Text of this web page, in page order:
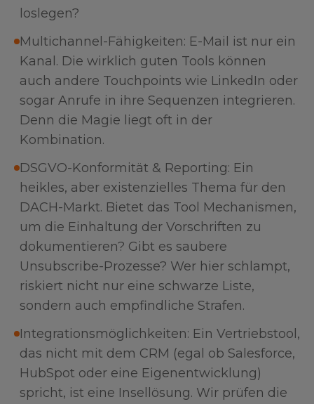
loslegen?
Multichannel-Fähigkeiten: E-Mail ist nur ein
Kanal. Die wirklich guten Tools können
auch andere Touchpoints wie LinkedIn oder
sogar Anrufe in ihre Sequenzen integrieren.
Denn die Magie liegt oft in der
Kombination.
DSGVO-Konformität & Reporting: Ein
heikles, aber existenzielles Thema für den
DACH-Markt. Bietet das Tool Mechanismen,
um die Einhaltung der Vorschriften zu
dokumentieren? Gibt es saubere
Unsubscribe-Prozesse? Wer hier schlampt,
riskiert nicht nur eine schwarze Liste,
sondern auch empfindliche Strafen.
Integrationsmöglichkeiten: Ein Vertriebstool,
das nicht mit dem CRM (egal ob Salesforce,
HubSpot oder eine Eigenentwicklung)
spricht, ist eine Insellösung. Wir prüfen die